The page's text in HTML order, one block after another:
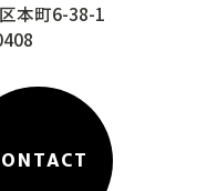
本町6-38-1